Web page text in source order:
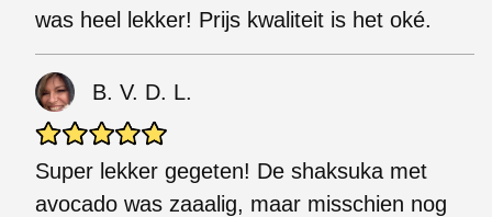
was heel lekker! Prijs kwaliteit is het oké.
B. V. D. L.
Super lekker gegeten! De shaksuka met
avocado was zaaalig, maar misschien nog